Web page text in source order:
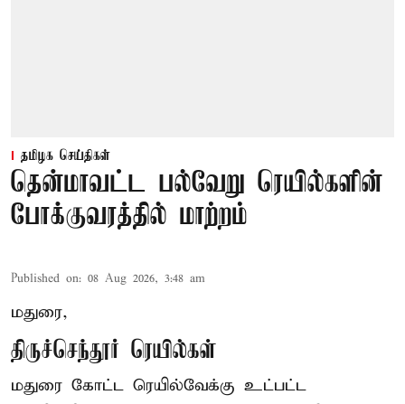
தமிழக செய்திகள்
தென்மாவட்ட பல்வேறு ரெயில்களின்
போக்குவரத்தில் மாற்றம்
Published on: 08 Aug 2026, 3:48 am
மதுரை,
திருச்செந்தூர் ரெயில்கள்
மதுரை கோட்ட ரெயில்வேக்கு உட்பட்ட